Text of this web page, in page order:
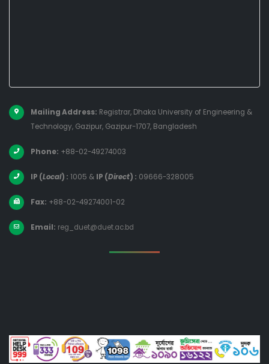
Mailing Address: Registrar, Dhaka University of Engineering &
Technology, Gazipur, Gazipur-1707, Bangladesh
Phone: +88-02-49274003
IP (Local) : 1005 & IP (Direct) : 09666-328005
Fax: +88-02-49274001-02
Email: reg_duet@duet.ac.bd